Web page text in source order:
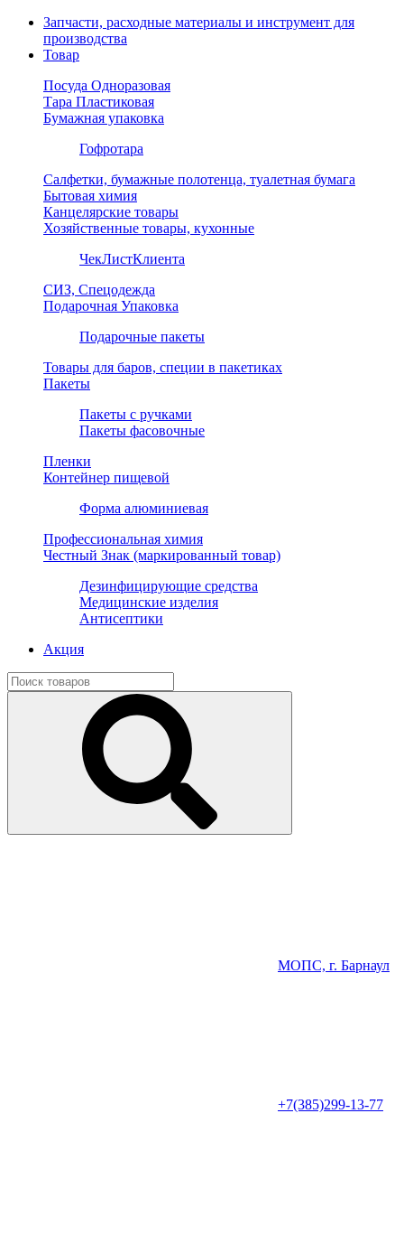
Запчасти, расходные материалы и инструмент для
производства
Товар
Посуда Одноразовая
Тара Пластиковая
Бумажная упаковка
Гофротара
Салфетки, бумажные полотенца, туалетная бумага
Бытовая химия
Канцелярские товары
Хозяйственные товары, кухонные
ЧекЛистКлиента
СИЗ, Спецодежда
Подарочная Упаковка
Подарочные пакеты
Товары для баров, специи в пакетиках
Пакеты
Пакеты с ручками
Пакеты фасовочные
Пленки
Контейнер пищевой
Форма алюминиевая
Профессиональная химия
Честный Знак (маркированный товар)
Дезинфицирующие средства
Медицинские изделия
Антисептики
Акция
МОПС, г. Барнаул
+7(385)299-13-77